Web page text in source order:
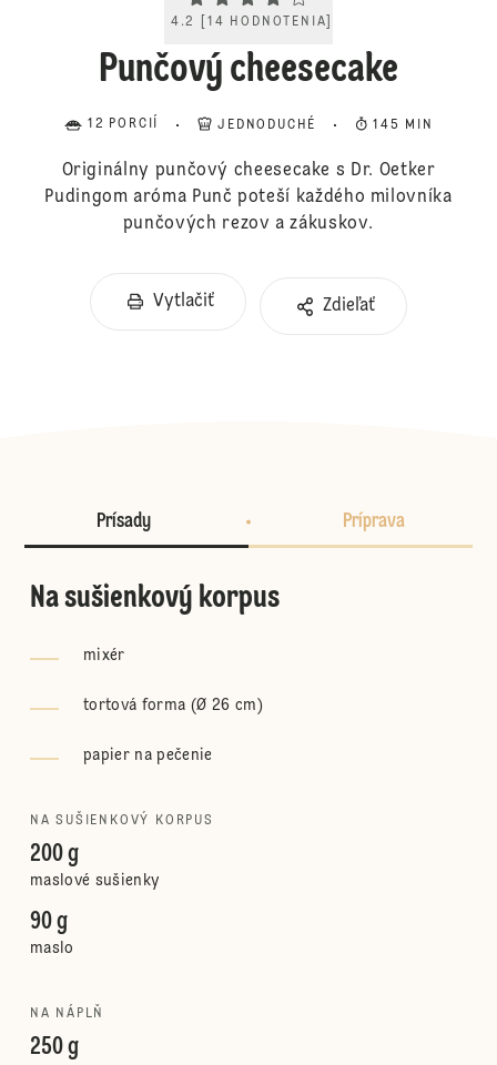
4.2 14 HODNOTENIA
Punčový cheesecake
12 PORCIÍ JEDNODUCHÉ 145 MIN
Originálny punčový cheesecake s Dr. Oetker
Pudingom aróma Punč poteší každého milovníka
punčových rezov a zákuskov.
Vytlačiť Zdieľať
Prísady Príprava
Na sušienkový korpus
mixér
tortová forma (Ø 26 cm)
papier na pečenie
NA SUŠIENKOVÝ KORPUS
200 g
maslové sušienky
90 g
maslo
NA NÁPLŇ
250 g